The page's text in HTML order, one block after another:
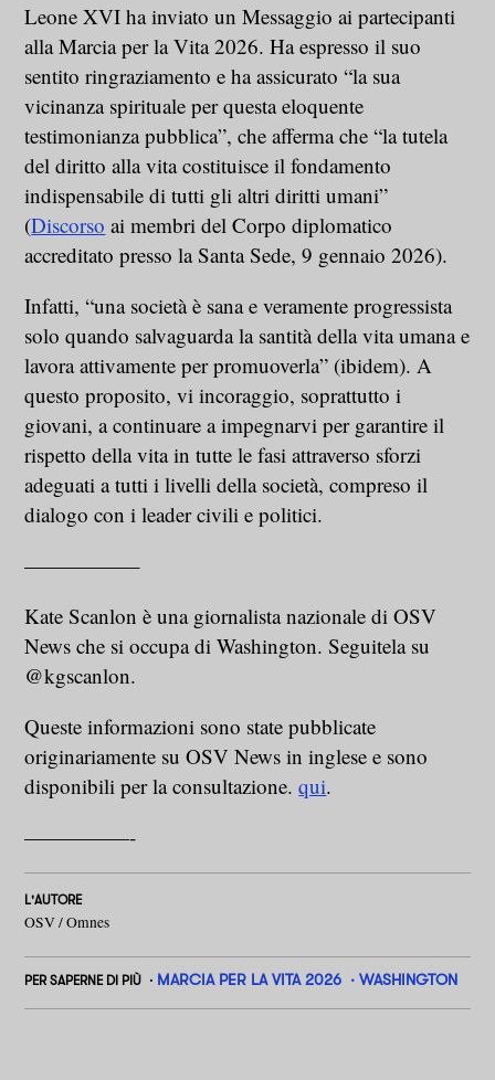
Leone XVI ha inviato un Messaggio ai partecipanti
alla Marcia per la Vita 2026. Ha espresso il suo
sentito ringraziamento e ha assicurato “la sua
vicinanza spirituale per questa eloquente
testimonianza pubblica”, che afferma che “la tutela
del diritto alla vita costituisce il fondamento
indispensabile di tutti gli altri diritti umani”
(Discorso ai membri del Corpo diplomatico
accreditato presso la Santa Sede, 9 gennaio 2026).
Infatti, “una società è sana e veramente progressista
solo quando salvaguarda la santità della vita umana e
lavora attivamente per promuoverla” (ibidem). A
questo proposito, vi incoraggio, soprattutto i
giovani, a continuare a impegnarvi per garantire il
rispetto della vita in tutte le fasi attraverso sforzi
adeguati a tutti i livelli della società, compreso il
dialogo con i leader civili e politici.
—————–
Kate Scanlon è una giornalista nazionale di OSV
News che si occupa di Washington. Seguitela su
@kgscanlon.
Queste informazioni sono state pubblicate
originariamente su OSV News in inglese e sono
disponibili per la consultazione.qui.
—————-
L'AUTORE
OSV / Omnes
PER SAPERNE DI PIÙ MARCIA PER LA VITA 2026 WASHINGTON